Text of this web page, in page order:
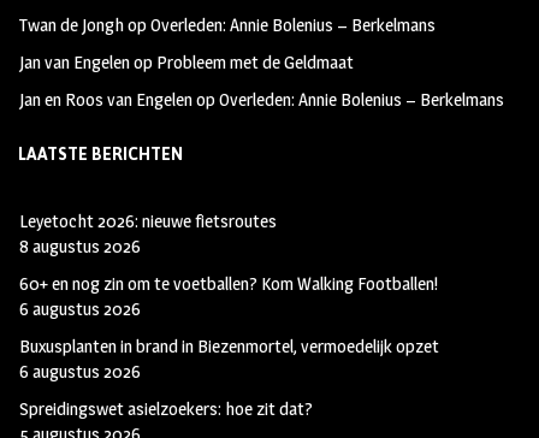
Twan de JonghopOverleden: Annie Bolenius – Berkelmans
Jan van Engelenop Probleem met de Geldmaat
Jan en Roos van EngelenopOverleden: Annie Bolenius – Berkelmans
LAATSTE BERICHTEN
Leyetocht 2026: nieuwe fietsroutes
8 augustus 2026
60+ en nog zin om te voetballen? Kom Walking Footballen!
6 augustus 2026
Buxusplanten in brand in Biezenmortel, vermoedelijk opzet
6 augustus 2026
Spreidingswet asielzoekers: hoe zit dat?